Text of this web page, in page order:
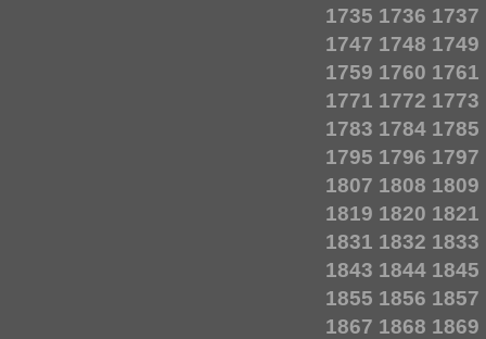
1735 1736 1737
1747 1748 1749
1759 1760 1761
1771 1772 1773
1783 1784 1785
1795 1796 1797
1807 1808 1809
1819 1820 1821
1831 1832 1833
1843 1844 1845
1855 1856 1857
1867 1868 1869